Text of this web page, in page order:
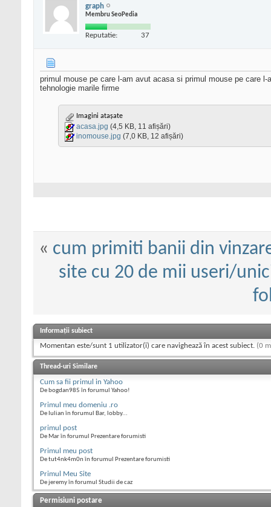
graph
Membru SeoPedia
Reputatie: 37
primul mouse pe care l-am avut acasa si primul mouse pe care
tehnologie marile firme
Imagini atașate
acasa.jpg (4,5 KB, 11 afișări)
inomouse.jpg (7,0 KB, 12 afișări)
« cum primiti banii din
site cu 20 de mii useri/
Informații subiect
Momentan este/sunt 1 utilizator(i) care navighează în acest subiect. (0
Thread-uri Similare
Cum sa fii primul in Yahoo
De bogdan985 în forumul Yahoo!
Primul meu domeniu .ro
De Iulian în forumul Bar, lobby...
primul post
De Mar în forumul Prezentare forumisti
Primul meu post
De tut4nk4m0n în forumul Prezentare forumisti
Primul Meu Site
De jeremy în forumul Studii de caz
Permisiuni postare